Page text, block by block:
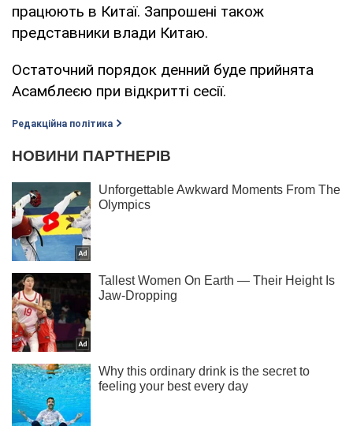
працюють в Китаї. Запрошені також
представники влади Китаю.
Остаточний порядок денний буде прийнята
Асамблеєю при відкритті сесії.
Редакційна політика